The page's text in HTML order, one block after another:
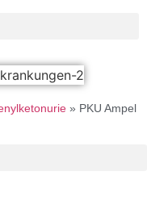
» PKU Ampel